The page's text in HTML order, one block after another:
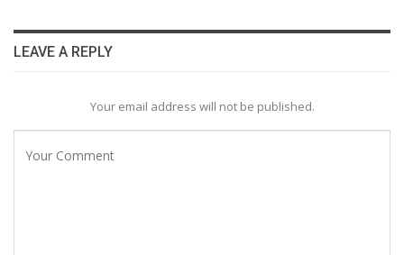
LEAVE A REPLY
Your email address will not be published.